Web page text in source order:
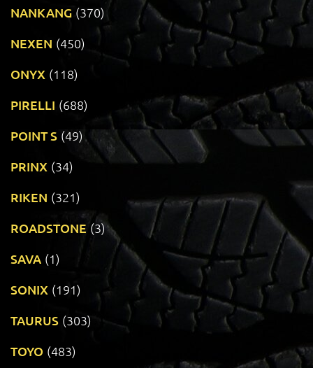
NANKANG (370)
NEXEN (450)
ONYX (118)
PIRELLI (688)
POINT S (49)
PRINX (34)
RIKEN (321)
ROADSTONE (3)
SAVA (1)
SONIX (191)
TAURUS (303)
TOYO (483)